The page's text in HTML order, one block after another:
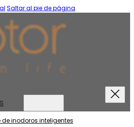
Saltar al pie de página
inodoros inteligentes